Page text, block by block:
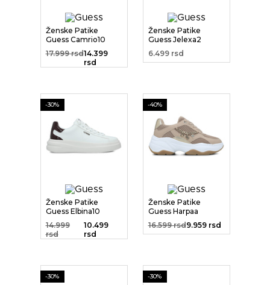
Ženske Patike
Guess Camrio10
17.999 rsd14.399
rsd
Ženske Patike
Guess Jelexa2
6.499 rsd
Ženske Patike
Guess Elbina10
14.999
rsd
10.499
rsd
-30%
Ženske Patike
Guess Harpaa
16.599 rsd9.959 rsd
-40%
-30% -30%